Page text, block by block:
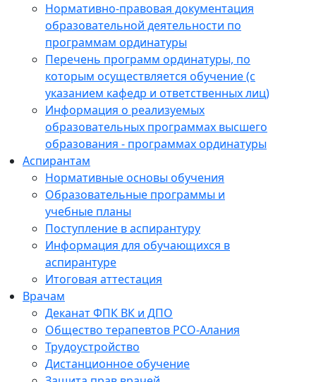
Нормативно-правовая документация
образовательной деятельности по
программам ординатуры
Перечень программ ординатуры, по
которым осуществляется обучение (с
указанием кафедр и ответственных лиц)
Информация о реализуемых
образовательных программах высшего
образования - программах ординатуры
Аспирантам
Нормативные основы обучения
Образовательные программы и
учебные планы
Поступление в аспирантуру
Информация для обучающихся в
аспирантуре
Итоговая аттестация
Врачам
Деканат ФПК ВК и ДПО
Общество терапевтов РСО-Алания
Трудоустройство
Дистанционное обучение